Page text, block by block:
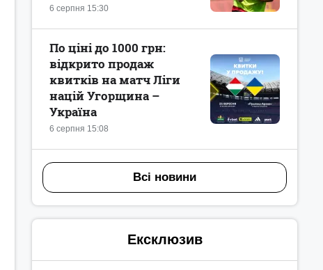
6 серпня 15:30
6 серпня 15:08
По ціні до 1000 грн:
відкрито продаж
квитків на матч Ліги
націй Угорщина –
Україна
Всі новини
Ексклюзив